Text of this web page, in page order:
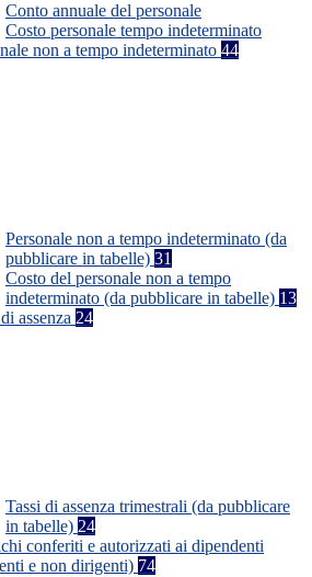
Conto annuale del personale
Costo personale tempo indeterminato
non a tempo indeterminato 44
Personale non a tempo indeterminato (da
pubblicare in tabelle) 31
Costo del personale non a tempo
indeterminato (da pubblicare in tabelle) 13
assenza 24
Tassi di assenza trimestrali (da pubblicare
in tabelle) 24
conferiti e autorizzati ai dipendenti
e non dirigenti) 74